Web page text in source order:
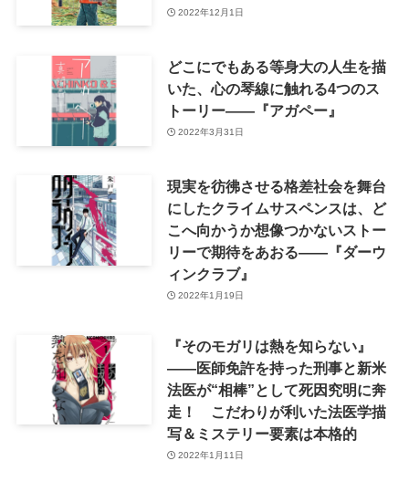
2022年12月1日
どこにでもある等身大の人生を描
いた、心の琴線に触れる4つのス
トーリー——『アガペー』
2022年3月31日
現実を彷彿させる格差社会を舞台
にしたクライムサスペンスは、ど
こへ向かうか想像つかないストー
リーで期待をあおる――『ダーウ
ィンクラブ』
2022年1月19日
『そのモガリは熱を知らない』
――医師免許を持った刑事と新米
法医が“相棒”として死因究明に奔
走！ こだわりが利いた法医学描
写＆ミステリー要素は本格的
2022年1月11日